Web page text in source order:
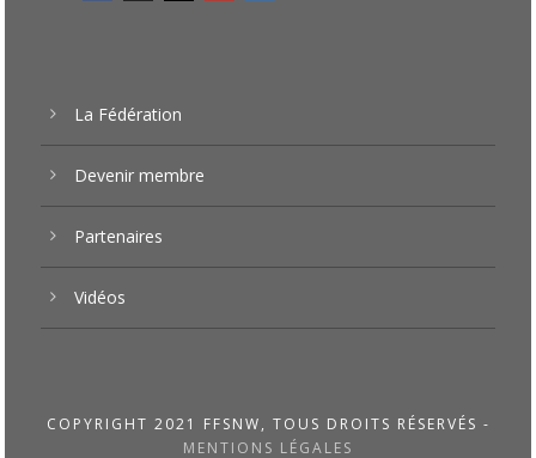
La Fédération
Devenir membre
Partenaires
Vidéos
COPYRIGHT 2021 FFSNW, TOUS DROITS RÉSERVÉS -
MENTIONS LÉGALES